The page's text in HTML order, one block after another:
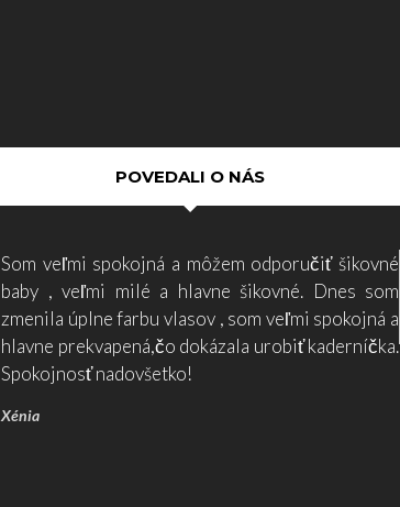
POVEDALI O NÁS
Som veľmi spokojná a môžem odporučiť šikovné
baby , veľmi milé a hlavne šikovné. Dnes som
zmenila úplne farbu vlasov , som veľmi spokojná a
hlavne prekvapená,čo dokázala urobiť kaderníčka.
Spokojnosť nadovšetko!
Xénia